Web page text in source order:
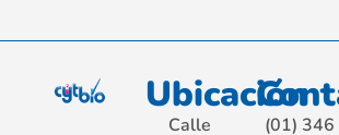
Ubicación
Calle
(01) 346